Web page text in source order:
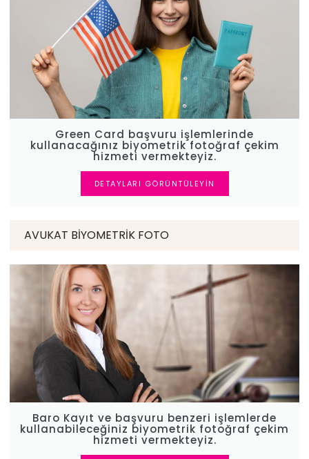
Green Card başvuru işlemlerinde
kullanacağınız biyometrik fotoğraf çekim
hizmeti vermekteyiz.
DETAYLARI GÖRÜNTÜLEYIN
AVUKAT BIYOMETRIK FOTO
Baro Kayıt ve başvuru benzeri işlemlerde
kullanabileceğiniz biyometrik fotoğraf çekim
hizmeti vermekteyiz.